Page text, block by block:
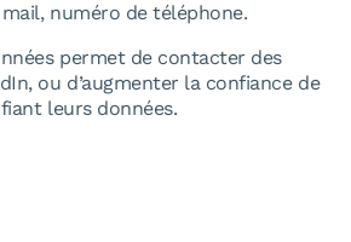
numéro de téléphone.
permet de contacter des
ou d’augmenter la confiance de
leurs données.